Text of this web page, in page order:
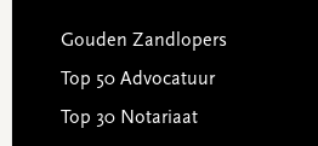
Gouden Zandlopers
Top 50 Advocatuur
Top 30 Notariaat